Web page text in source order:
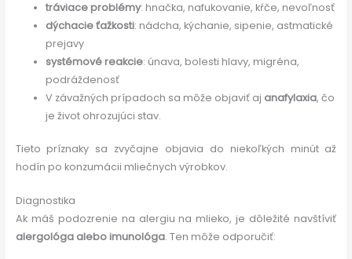
tráviace problémy: hnačka, nafukovanie, kŕče, nevoľnosť
dýchacie ťažkosti: nádcha, kýchanie, sipenie, astmatické
prejavy
systémové reakcie: únava, bolesti hlavy, migréna,
podráždenosť
V závažných prípadoch sa môže objaviť aj anafylaxia, čo
je život ohrozujúci stav.
Tieto príznaky sa zvyčajne objavia do niekoľkých minút až
hodín po konzumácii mliečnych výrobkov.
Diagnostika
Ak máš podozrenie na alergiu na mlieko, je dôležité navštíviť
alergológa alebo imunológa. Ten môže odporučiť: